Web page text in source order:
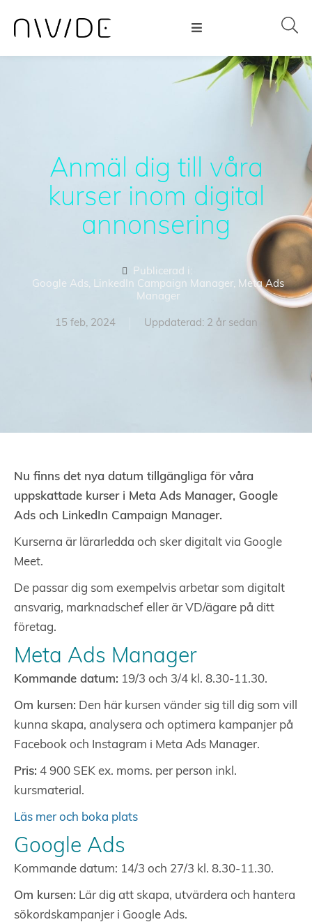
Anmäl dig till våra
kurser inom digital
annonsering
Publicerad i:
Google Ads, LinkedIn Campaign Manager, Meta Ads
Manager
15 feb, 2024 Uppdaterad: 2 år sedan
Nu finns det nya datum tillgängliga för våra
uppskattade kurser i Meta Ads Manager, Google
Ads och LinkedIn Campaign Manager.
Kurserna är lärarledda och sker digitalt via Google
Meet.
De passar dig som exempelvis arbetar som digitalt
ansvarig, marknadschef eller är VD/ägare på ditt
företag.
Meta Ads Manager
Kommande datum: 19/3 och 3/4 kl. 8.30-11.30.
Om kursen: Den här kursen vänder sig till dig som vill
kunna skapa, analysera och optimera kampanjer på
Facebook och Instagram i Meta Ads Manager.
Pris: 4 900 SEK ex. moms. per person inkl.
kursmaterial.
Läs mer och boka plats
Google Ads
Kommande datum: 14/3 och 27/3 kl. 8.30-11.30.
Om kursen: Lär dig att skapa, utvärdera och hantera
sökordskampanjer i Google Ads.